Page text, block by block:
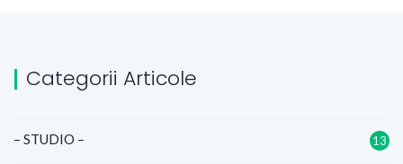
Categorii Articole
– STUDIO – 13